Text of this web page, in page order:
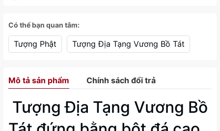
Có thể bạn quan tâm:
Tượng Phật Tượng Địa Tạng Vương Bồ Tát
Mô tả sản phẩm Chính sách đổi trả
Tượng Địa Tạng Vương Bồ